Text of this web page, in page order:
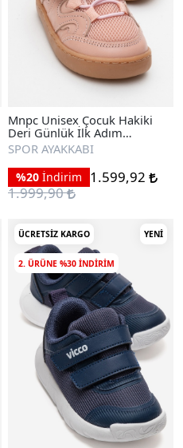
Mnpc Unisex Çocuk Hakiki
Deri Günlük İlk Adım
Ayakkabı
SPOR AYAKKABI
%20 İndirim
1.599,92
1.999,90
ÜCRETSIZ KARGO YENI
2. ÜRÜNE %30 INDIRIM